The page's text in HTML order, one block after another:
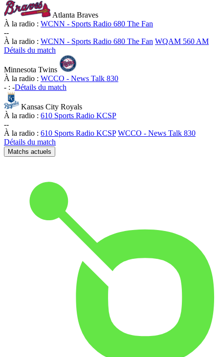
Atlanta Braves
À la radio : WCNN - Sports Radio 680 The Fan
--
À la radio : WCNN - Sports Radio 680 The Fan WQAM 560 AM
Détails du match
Minnesota Twins
À la radio : WCCO - News Talk 830
- : -Détails du match
Kansas City Royals
À la radio : 610 Sports Radio KCSP
--
À la radio : 610 Sports Radio KCSP WCCO - News Talk 830
Détails du match
Matchs actuels